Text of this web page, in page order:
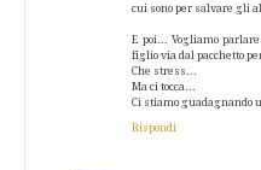
cui sono per salvare gli
E poi... Vogliamo
figlio via dal pacchetto
Che stress...
Ma ci tocca...
Ci stiamo guadagnando
Rispondi